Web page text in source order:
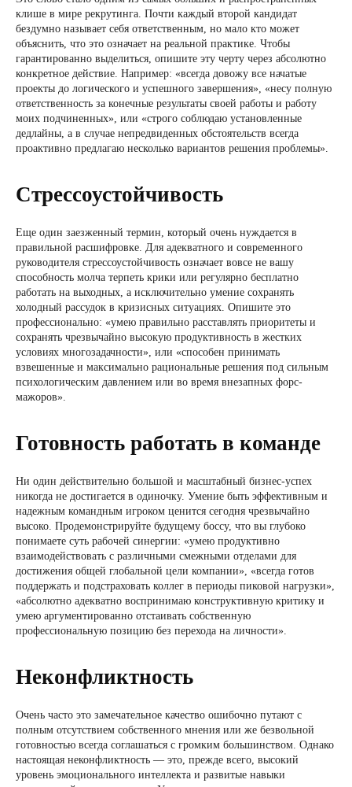
клише в мире рекрутинга. Почти каждый второй кандидат
бездумно называет себя ответственным, но мало кто может
объяснить, что это означает на реальной практике. Чтобы
гарантированно выделиться, опишите эту черту через абсолютно
конкретное действие. Например: «всегда довожу все начатые
проекты до логического и успешного завершения», «несу полную
ответственность за конечные результаты своей работы и работу
моих подчиненных», или «строго соблюдаю установленные
дедлайны, а в случае непредвиденных обстоятельств всегда
проактивно предлагаю несколько вариантов решения проблемы».
Стрессоустойчивость
Еще один заезженный термин, который очень нуждается в
правильной расшифровке. Для адекватного и современного
руководителя стрессоустойчивость означает вовсе не вашу
способность молча терпеть крики или регулярно бесплатно
работать на выходных, а исключительно умение сохранять
холодный рассудок в кризисных ситуациях. Опишите это
профессионально: «умею правильно расставлять приоритеты и
сохранять чрезвычайно высокую продуктивность в жестких
условиях многозадачности», или «способен принимать
взвешенные и максимально рациональные решения под сильным
психологическим давлением или во время внезапных форс-
мажоров».
Готовность работать в команде
Ни один действительно большой и масштабный бизнес-успех
никогда не достигается в одиночку. Умение быть эффективным и
надежным командным игроком ценится сегодня чрезвычайно
высоко. Продемонстрируйте будущему боссу, что вы глубоко
понимаете суть рабочей синергии: «умею продуктивно
взаимодействовать с различными смежными отделами для
достижения общей глобальной цели компании», «всегда готов
поддержать и подстраховать коллег в периоды пиковой нагрузки»,
«абсолютно адекватно воспринимаю конструктивную критику и
умею аргументированно отстаивать собственную
профессиональную позицию без перехода на личности».
Неконфликтность
Очень часто это замечательное качество ошибочно путают с
полным отсутствием собственного мнения или же безвольной
готовностью всегда соглашаться с громким большинством. Однако
настоящая неконфликтность — это, прежде всего, высокий
уровень эмоционального интеллекта и развитые навыки